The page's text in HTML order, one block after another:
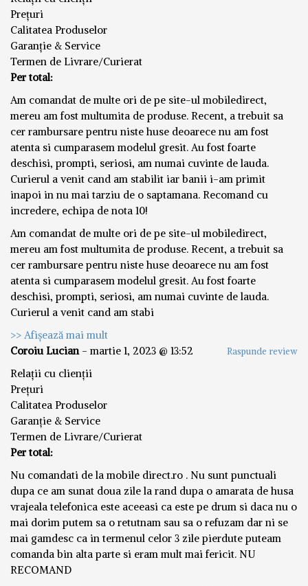
Prețuri
Calitatea Produselor
Garanție & Service
Termen de Livrare/Curierat
Per total:
Am comandat de multe ori de pe site-ul mobiledirect,
mereu am fost multumita de produse. Recent, a trebuit sa
cer rambursare pentru niste huse deoarece nu am fost
atenta si cumparasem modelul gresit. Au fost foarte
deschisi, prompti, seriosi, am numai cuvinte de lauda.
Curierul a venit cand am stabilit iar banii i-am primit
inapoi in nu mai tarziu de o saptamana. Recomand cu
incredere, echipa de nota 10!
Am comandat de multe ori de pe site-ul mobiledirect,
mereu am fost multumita de produse. Recent, a trebuit sa
cer rambursare pentru niste huse deoarece nu am fost
atenta si cumparasem modelul gresit. Au fost foarte
deschisi, prompti, seriosi, am numai cuvinte de lauda.
Curierul a venit cand am stabi
>> Afișează mai mult
Coroiu Lucian - martie 1, 2023 @ 13:52 Raspunde review
Relații cu clienții
Prețuri
Calitatea Produselor
Garanție & Service
Termen de Livrare/Curierat
Per total:
Nu comandati de la mobile direct.ro . Nu sunt punctuali
dupa ce am sunat doua zile la rand dupa o amarata de husa
vrajeala telefonica este aceeasi ca este pe drum si daca nu o
mai dorim putem sa o retutnam sau sa o refuzam dar ni se
mai gamdesc ca in termenul celor 3 zile pierdute puteam
comanda bin alta parte si eram mult mai fericit. NU
RECOMAND